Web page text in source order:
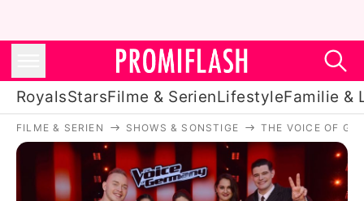
RoyalsStarsFilme & SerienLifestyleFamilie &
Royals
Stars
FILME & SERIEN SHOWS & SONSTIGE THE VOICE OF